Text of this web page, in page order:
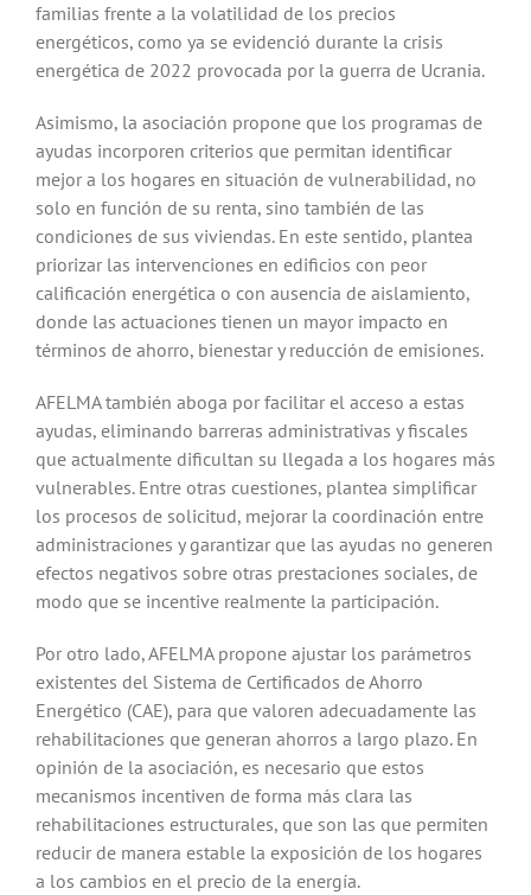
familias frente a la volatilidad de los precios
energéticos, como ya se evidenció durante la crisis
energética de 2022 provocada por la guerra de Ucrania.
Asimismo, la asociación propone que los programas de
ayudas incorporen criterios que permitan identificar
mejor a los hogares en situación de vulnerabilidad, no
solo en función de su renta, sino también de las
condiciones de sus viviendas. En este sentido, plantea
priorizar las intervenciones en edificios con peor
calificación energética o con ausencia de aislamiento,
donde las actuaciones tienen un mayor impacto en
términos de ahorro, bienestar y reducción de emisiones.
AFELMA también aboga por facilitar el acceso a estas
ayudas, eliminando barreras administrativas y fiscales
que actualmente dificultan su llegada a los hogares más
vulnerables. Entre otras cuestiones, plantea simplificar
los procesos de solicitud, mejorar la coordinación entre
administraciones y garantizar que las ayudas no generen
efectos negativos sobre otras prestaciones sociales, de
modo que se incentive realmente la participación.
Por otro lado, AFELMA propone ajustar los parámetros
existentes del Sistema de Certificados de Ahorro
Energético (CAE), para que valoren adecuadamente las
rehabilitaciones que generan ahorros a largo plazo. En
opinión de la asociación, es necesario que estos
mecanismos incentiven de forma más clara las
rehabilitaciones estructurales, que son las que permiten
reducir de manera estable la exposición de los hogares
a los cambios en el precio de la energía.